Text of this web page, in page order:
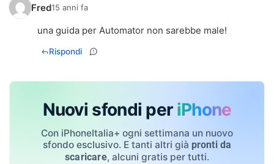
Fred15 anni fa
una guida per Automator non sarebbe male!
Rispondi
Nuovi sfondi per iPhone
Con iPhoneItalia+ ogni settimana un nuovo
sfondo esclusivo. E tanti altri già pronti da
scaricare, alcuni gratis per tutti.